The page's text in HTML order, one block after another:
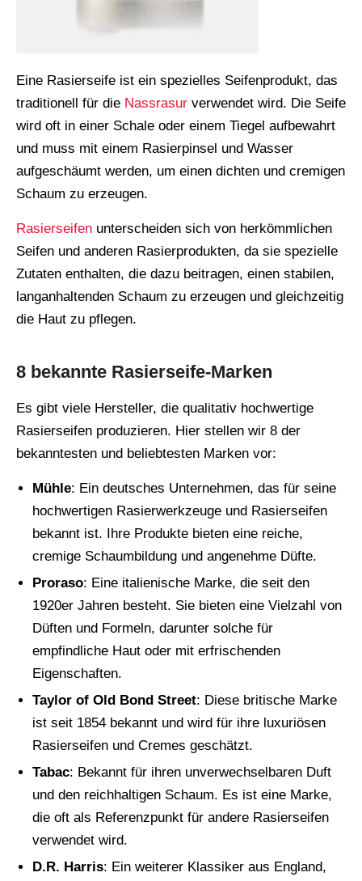
Eine Rasierseife ist ein spezielles Seifenprodukt, das
traditionell für die Nassrasur verwendet wird. Die Seife
wird oft in einer Schale oder einem Tiegel aufbewahrt
und muss mit einem Rasierpinsel und Wasser
aufgeschäumt werden, um einen dichten und cremigen
Schaum zu erzeugen.
Rasierseifen unterscheiden sich von herkömmlichen
Seifen und anderen Rasierprodukten, da sie spezielle
Zutaten enthalten, die dazu beitragen, einen stabilen,
langanhaltenden Schaum zu erzeugen und gleichzeitig
die Haut zu pflegen.
8 bekannte Rasierseife-Marken
Es gibt viele Hersteller, die qualitativ hochwertige
Rasierseifen produzieren. Hier stellen wir 8 der
bekanntesten und beliebtesten Marken vor:
Mühle: Ein deutsches Unternehmen, das für seine
hochwertigen Rasierwerkzeuge und Rasierseifen
bekannt ist. Ihre Produkte bieten eine reiche,
cremige Schaumbildung und angenehme Düfte.
Proraso: Eine italienische Marke, die seit den
1920er Jahren besteht. Sie bieten eine Vielzahl von
Düften und Formeln, darunter solche für
empfindliche Haut oder mit erfrischenden
Eigenschaften.
Taylor of Old Bond Street: Diese britische Marke
ist seit 1854 bekannt und wird für ihre luxuriösen
Rasierseifen und Cremes geschätzt.
Tabac: Bekannt für ihren unverwechselbaren Duft
und den reichhaltigen Schaum. Es ist eine Marke,
die oft als Referenzpunkt für andere Rasierseifen
verwendet wird.
D.R. Harris: Ein weiterer Klassiker aus England,